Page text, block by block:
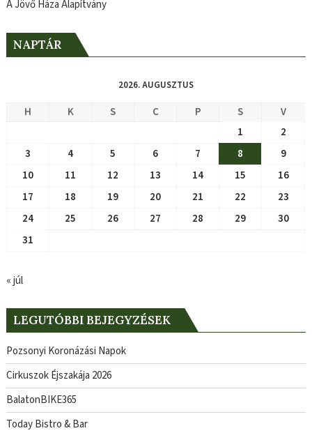
A Jövő Háza Alapítvány
NAPTÁR
2026. AUGUSZTUS
H K S C P S
V
1
2
3
4 5 6 7 8
9
10
11 12 13 14 15
16
17
18 19 20 21 22
23
24
25 26 27 28 29
30
31
« júl
LEGUTÓBBI BEJEGYZÉSEK
Pozsonyi Koronázási Napok
Cirkuszok Éjszakája 2026
BalatonBIKE365
Today Bistro & Bar